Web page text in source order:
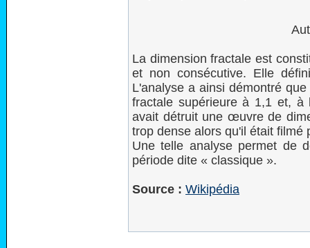
La dimension fractale est
et non consécutive. Elle
L'analyse a ainsi démontré
fractale supérieure à 1,1 et,
avait détruit une œuvre de
trop dense alors qu'il était filmé
Une telle analyse permet de
période dite « classique ».
Source : Wikipédia